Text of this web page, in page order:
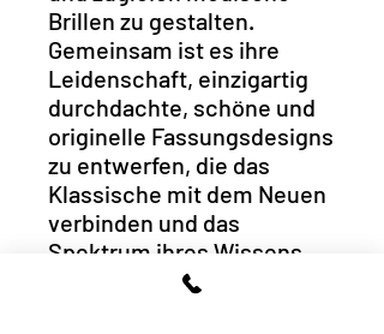
Brillen zu gestalten.
Gemeinsam ist es ihre
Leidenschaft, einzigartig
durchdachte, schöne und
originelle Fassungsdesigns
zu entwerfen, die das
Klassische mit dem Neuen
verbinden und das
Spektrum ihres Wissens
und Könnens